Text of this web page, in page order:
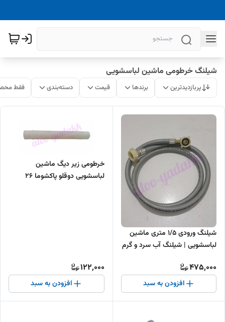
شیلنگ خرطومی ماشین لباسشویی
پربازدیدترین برندها قیمت دسته‌بندی فقط
شیلنگ ورودی ۱/۵ متری ماشین
لباسشویی | شیلنگ آب سرد و گرم
475,000
افزودن به سبد
خرطومی زیر دیگ ماشین
لباسشویی دوقلو پاکشوما ۲۶
122,000
افزودن به سبد